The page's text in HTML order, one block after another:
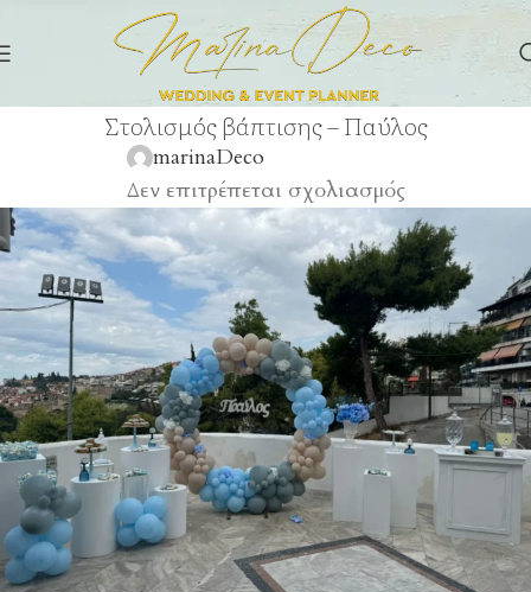
Στολισμός βάπτισης – Παύλος
marinaDeco
Δεν επιτρέπεται σχολιασμός